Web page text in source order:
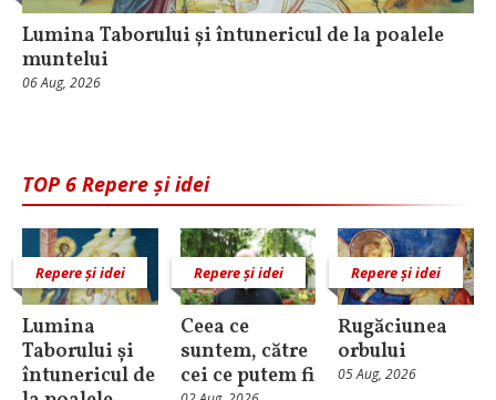
Lumina Taborului și întunericul de la poalele
muntelui
06 Aug, 2026
TOP 6 Repere și idei
Repere și idei
Lumina
Taborului și
întunericul de
Repere și idei
Ceea ce
suntem, către
cei ce putem fi
Repere și idei
Rugăciunea
orbului
05 Aug, 2026